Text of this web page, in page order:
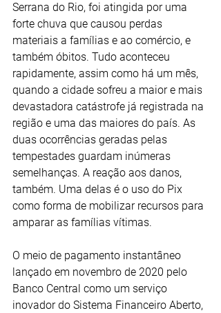
Serrana do Rio, foi atingida por uma
forte chuva que causou perdas
materiais a famílias e ao comércio, e
também óbitos. Tudo aconteceu
rapidamente, assim como há um mês,
quando a cidade sofreu a maior e mais
devastadora catástrofe já registrada na
região e uma das maiores do país. As
duas ocorrências geradas pelas
tempestades guardam inúmeras
semelhanças. A reação aos danos,
também. Uma delas é o uso do Pix
como forma de mobilizar recursos para
amparar as famílias vítimas.
O meio de pagamento instantâneo
lançado em novembro de 2020 pelo
Banco Central como um serviço
inovador do Sistema Financeiro Aberto,